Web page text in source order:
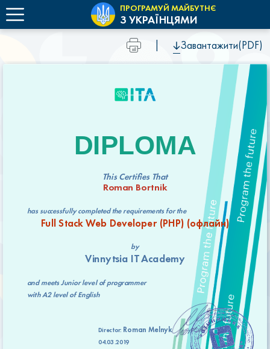
ПРОГРАМУЙ МАЙБУТНЄ
З УКРАЇНЦЯМИ
|
Завантажити(PDF)
DIPLOMA
This Certifies That
Roman Bortnik
has successfully completed the requirements for the
Full Stack Web Developer (РНР) (офлайн)
by
Vinnytsia IT Academy
and meetsJunior levelof programmer
withA2 levelof English
Director: Roman Melnyk
04.03.2019